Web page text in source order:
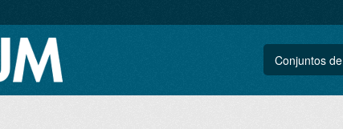
Conjuntos